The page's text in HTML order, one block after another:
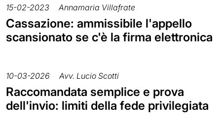
15-02-2023 Annamaria Villafrate
Cassazione: ammissibile l'appello
scansionato se c'è la firma elettronica
10-03-2026 Avv. Lucio Scotti
Raccomandata semplice e prova
dell'invio: limiti della fede privilegiata